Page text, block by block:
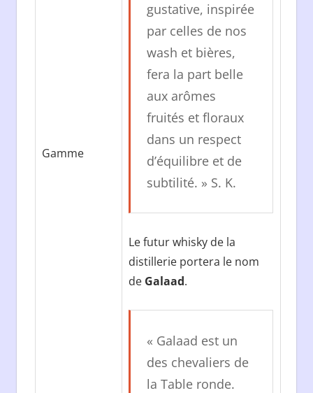
Gamme
gustative, inspirée
par celles de nos
wash et bières,
fera la part belle
aux arômes
fruités et floraux
dans un respect
d’équilibre et de
subtilité. » S. K.
Le futur whisky de la
distillerie portera le nom
de Galaad.
« Galaad est un
des chevaliers de
la Table ronde.